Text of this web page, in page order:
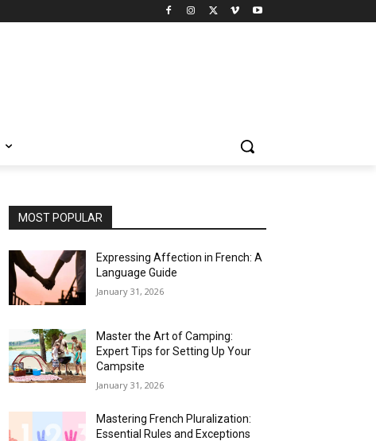
MOST POPULAR
Expressing Affection in French: A
Language Guide
January 31, 2026
Master the Art of Camping:
Expert Tips for Setting Up Your
Campsite
January 31, 2026
Mastering French Pluralization:
Essential Rules and Exceptions